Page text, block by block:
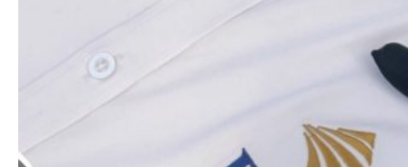
Áo thun cổ trụ cổ & tay 3 sọc (Đủ 8 màu áo)